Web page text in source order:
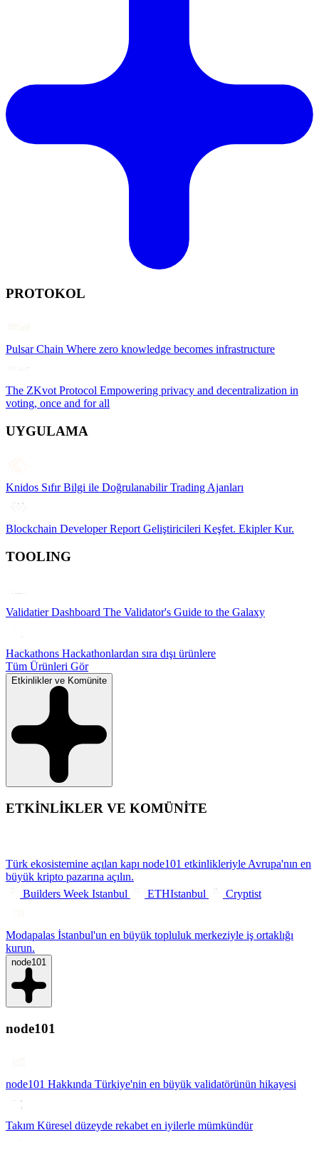
PROTOKOL
Pulsar Chain Where zero knowledge becomes infrastructure
The ZKvot Protocol Empowering privacy and decentralization in
voting, once and for all
UYGULAMA
Knidos Sıfır Bilgi ile Doğrulanabilir Trading Ajanları
Blockchain Developer Report Geliştiricileri Keşfet. Ekipler Kur.
TOOLING
Validatier Dashboard The Validator's Guide to the Galaxy
Hackathons Hackathonlardan sıra dışı ürünlere
Tüm Ürünleri Gör
Etkinlikler ve Komünite
ETKİNLİKLER VE KOMÜNİTE
Türk ekosistemine açılan kapı node101 etkinlikleriyle Avrupa'nın en
büyük kripto pazarına açılın.
Builders Week Istanbul
ETHIstanbul Cryptist
Modapalas İstanbul'un en büyük topluluk merkeziyle iş ortaklığı
kurun.
node101
node101
node101 Hakkında Türkiye'nin en büyük validatörünün hikayesi
Takım Küresel düzeyde rekabet en iyilerle mümkündür